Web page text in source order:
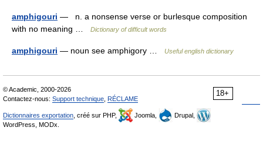
amphigouri — n. a nonsense verse or burlesque composition
with no meaning …
Dictionary of difficult words
amphigouri — noun see amphigory … Useful english dictionary
18+
© Academic, 2000-2026
Contactez-nous: Support technique RÉCLAME
Dictionnaires exportation , créé sur PHP, Joomla,
Drupal,
WordPress, MODx.